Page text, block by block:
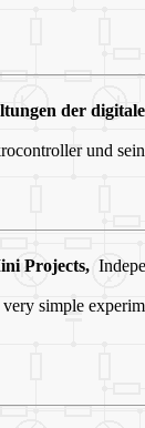
der
und
Projects,
simple